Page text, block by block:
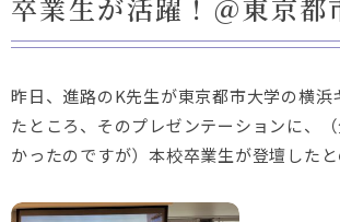
Instagram Facebook YouTube
卒業生が活躍！＠東京都
昨日、進路のK先生が東京都市大学の横浜
たところ、そのプレゼンテーションに、
かったのですが）本校卒業生が登壇したと